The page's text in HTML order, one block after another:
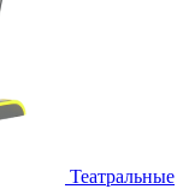
Театральные